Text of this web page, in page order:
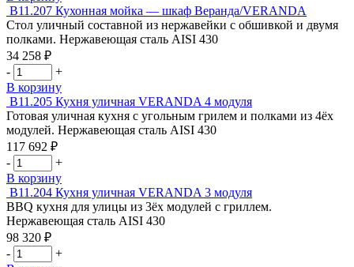
Стеллаж
для
кухонь
Веранда/Veranda
580х290х1470
В11.207 Кухонная мойка — шкаф Веранда/VERANDA
Стол уличный составной из нержавейки с обшивкой и двумя
полками. Нержавеющая сталь AISI 430
34 258 ₽
Количество
товара
Кухонная
мойка
-
шкаф
Веранда/VERANDA
-
+
В корзину
В11.205 Кухня уличная VERANDA 4 модуля
Готовая уличная кухня с угольным грилем и полками из 4ёх
модулей. Нержавеющая сталь AISI 430
117 692 ₽
Количество
товара
Кухня
уличная
VERANDA
4
модуля
-
+
В корзину
В11.204 Кухня уличная VERANDA 3 модуля
BBQ кухня для улицы из 3ёх модулей с гриллем.
Нержавеющая сталь AISI 430
98 320 ₽
Количество
-
+